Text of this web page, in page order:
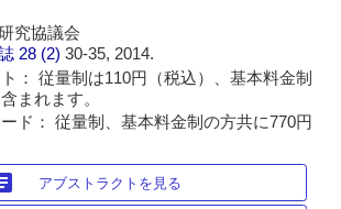
究協議会
28 (2)30-35, 2014.
： 従量制は110円（税込）、基本料金制
まれます。
ド： 従量制、基本料金制の方共に770円
アブストラクトを見る